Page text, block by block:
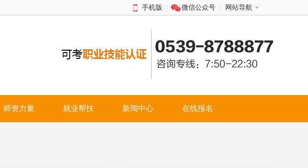
手机版 微信公众号 网站导航
师资力量 就业帮扶 新闻中心 在线报名